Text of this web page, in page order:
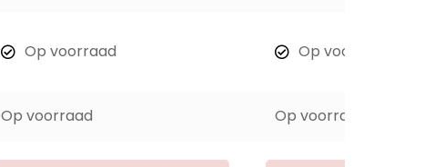
Op voorraad Op voorraad
Op voorraad Op voorraad